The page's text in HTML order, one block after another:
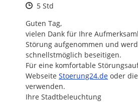
Zeitpunkt des Erstellens
5 Std
Guten Tag,
vielen Dank für Ihre
Störung aufgenommen und
schnellstmöglich beseitigen.
Für eine komfortable
Webseite http://
Stoerung24.de oder
verwenden.
Ihre Stadtbeleuchtung